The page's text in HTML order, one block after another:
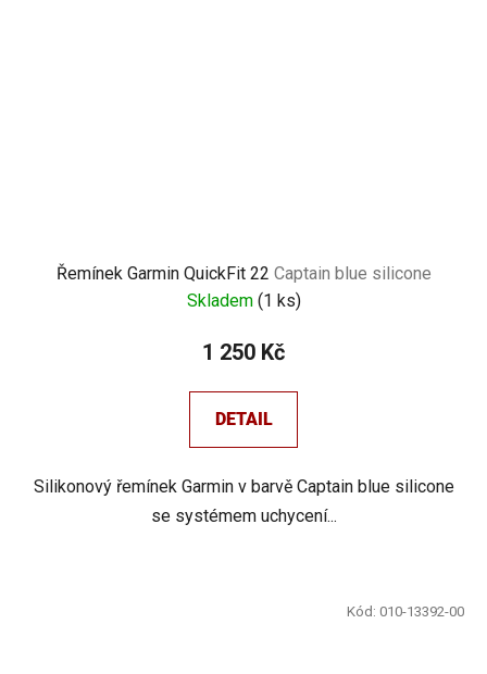
Řemínek Garmin QuickFit 22 Captain blue silicone
Skladem (1 ks)
1 250 Kč
DETAIL
Silikonový řemínek Garmin v barvě Captain blue silicone
se systémem uchycení...
Kód: 010-13392-00